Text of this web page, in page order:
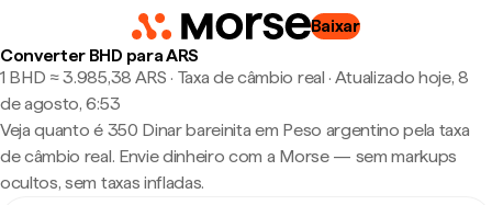
Baixar
Converter BHD para ARS
1 BHD ≈ 3.985,38 ARS · Taxa de câmbio real · Atualizado hoje, 8
de agosto, 6:53
Veja quanto é 350 Dinar bareinita em Peso argentino pela taxa
de câmbio real. Envie dinheiro com a Morse — sem markups
ocultos, sem taxas infladas.